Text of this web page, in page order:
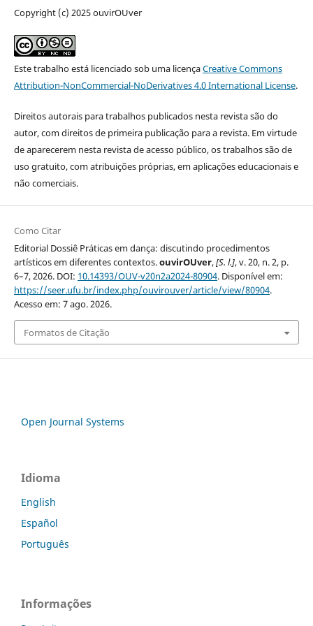
Copyright (c) 2025 ouvirOUver
Este trabalho está licenciado sob uma licençaCreative Commons
Attribution-NonCommercial-NoDerivatives 4.0 International License.
Direitos autorais para trabalhos publicados nesta revista são do
autor, com direitos de primeira publicação para a revista. Em virtude
de aparecerem nesta revista de acesso público, os trabalhos são de
uso gratuito, com atribuições próprias, em aplicações educacionais e
não comerciais.
Como Citar
Editorial Dossiê Práticas em dança: discutindo procedimentos
artísticos em diferentes contextos.ouvirOUver,[S. l.], v. 20, n. 2, p.
6–7, 2026. DOI: 10.14393/OUV-v20n2a2024-80904. Disponível em:
https://seer.ufu.br/index.php/ouvirouver/article/view/80904.
Acesso em: 7 ago. 2026.
Formatos de Citação
Open Journal Systems
Idioma
English
Español
Português
Informações